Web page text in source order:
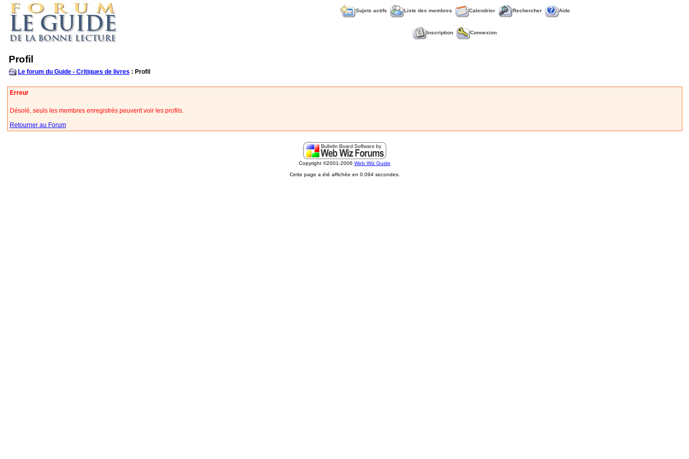
Sujets actifs Liste des membres Calendrier Rechercher Aide
Inscription Connexion
Profil
Le forum du Guide - Critiques de livres : Profil
Erreur
Désolé, seuls les membres enregistrés peuvent voir les profils.
Retourner au Forum
Copyright ©2001-2006 Web Wiz Guide
Cette page a été affichée en 0.094 secondes.